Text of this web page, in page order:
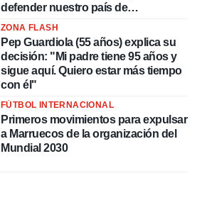
defender nuestro país de
delincuentes"
ZONA FLASH
Pep Guardiola (55 años) explica su
decisión: "Mi padre tiene 95 años y
sigue aquí. Quiero estar más tiempo
con él"
FÚTBOL INTERNACIONAL
Primeros movimientos para expulsar
a Marruecos de la organización del
Mundial 2030